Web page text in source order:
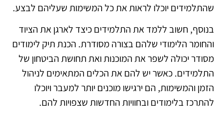
שהתלמידים יוכלו לראות את כל המשימות שעליהם לבצע.
בנוסף, חשוב ללמד את התלמידים כיצד לארגן את הציוד
והחומר הלימודי שלהם בצורה מסודרת. הכנת תיק לימודים
מסודר יכולה לשפר את המוכנות ואת תחושת הביטחון של
התלמידים. כאשר יש להם את הכלים המתאימים לניהול
הזמן והמשימות, הם ירגישו מוכנים יותר למעבר ויוכלו
להתרכז בלימודים ובחוויות החדשות שצפויות להם.